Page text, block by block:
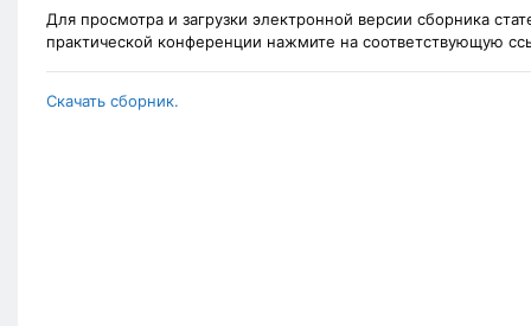
Для просмотра и загрузки электронной версии сборника
практической конференции нажмите на соответствующую
Скачать сборник.